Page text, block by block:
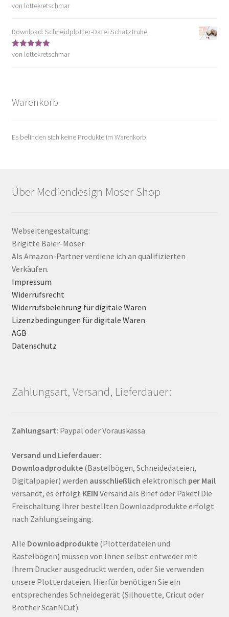
Bewertet mit
von lottekretschmar
Download: Schneidplotter-Datei Schatztruhe
Bewertet mit
von lottekretschmar
Warenkorb
Es befinden sich keine Produkte im Warenkorb.
Über Mediendesign Moser Shop
Webseitengestaltung:
Brigitte Baier-Moser
Als Amazon-Partner verdiene ich an qualifizierten
Verkäufen.
Impressum
Widerrufsrecht
Widerrufsbelehrung für digitale Waren
Lizenzbedingungen für digitale Waren
AGB
Datenschutz
Zahlungsart, Versand, Lieferdauer:
Zahlungsart: Paypal oder Vorauskassa
Versand und Lieferdauer:
Downloadprodukte(Bastelbögen, Schneidedateien,
Digitalpapier) werden ausschließlich elektronisch per Mail
versandt, es erfolgt KEIN Versand als Brief oder Paket! Die
Freischaltung Ihrer bestellten Downloadprodukte erfolgt
nach Zahlungseingang.
Alle Downloadprodukte(Plotterdateien und
Bastelbögen) müssen von Ihnen selbst entweder mit
Ihrem Drucker ausgedruckt werden, oder Sie verwenden
unsere Plotterdateien. Hierfür benötigen Sie ein
entsprechendes Schneidegerät (Silhouette, Cricut oder
Brother ScanNCut).